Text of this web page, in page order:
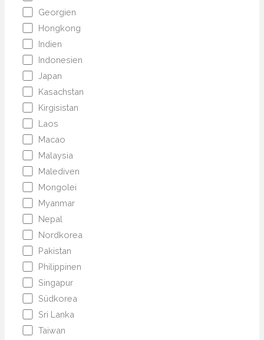
Georgien
Hongkong
Indien
Indonesien
Japan
Kasachstan
Kirgisistan
Laos
Macao
Malaysia
Malediven
Mongolei
Myanmar
Nepal
Nordkorea
Pakistan
Philippinen
Singapur
Südkorea
Sri Lanka
Taiwan